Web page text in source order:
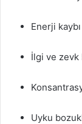
Enerji kaybı
İlgi ve zevk
Uyku